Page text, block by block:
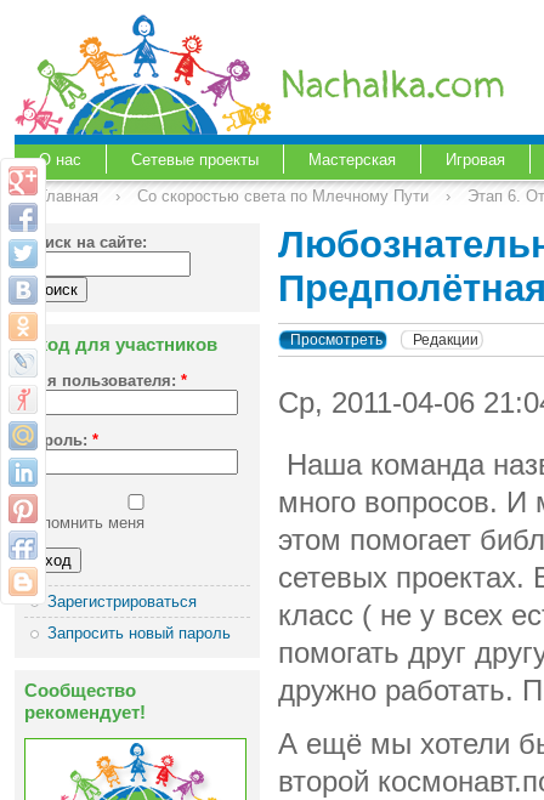
О нас Сетевые проекты Мастерская
Игровая
Главная
› Со скоростью света по Млечному Пути › Этап 6.
Поиск на сайте:
Вход для участников
Имя пользователя: *
Пароль: *
Запомнить меня
Зарегистрироваться
Запросить новый пароль
Сообщество
рекомендует!
Просмотреть Редакции
Ср, 2011-04-06
Наша команда
много вопросов.
этом помогает
сетевых
класс ( не у всех
помогать друг
дружно работать.
А ещё мы хотели
второй